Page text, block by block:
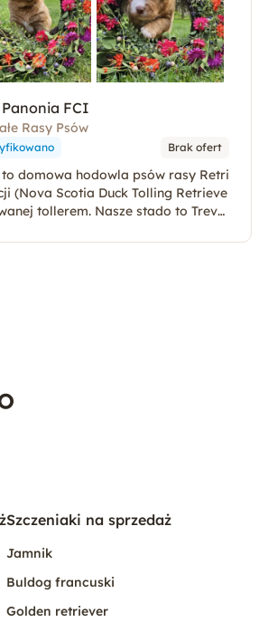
FCI
Rasy Psów
Brak ofert
domowa hodowla psów rasy Retri
(Nova Scotia Duck Tolling Retrieve
tollerem. Nasze stado to Trevo
Szczeniaki na sprzedaż
Jamnik
Buldog francuski
Golden retriever